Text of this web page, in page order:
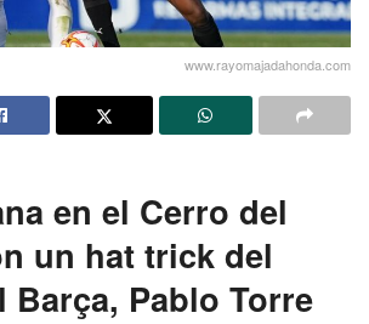
www.rayomajadahonda.com
en el Cerro del
un hat trick del
Barça, Pablo Torre